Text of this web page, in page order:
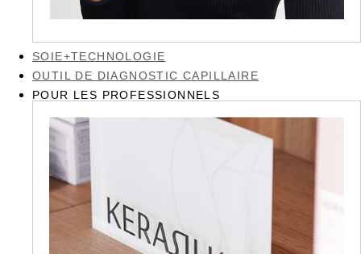
SOIE+TECHNOLOGIE
OUTIL DE DIAGNOSTIC CAPILLAIRE
POUR LES PROFESSIONNELS